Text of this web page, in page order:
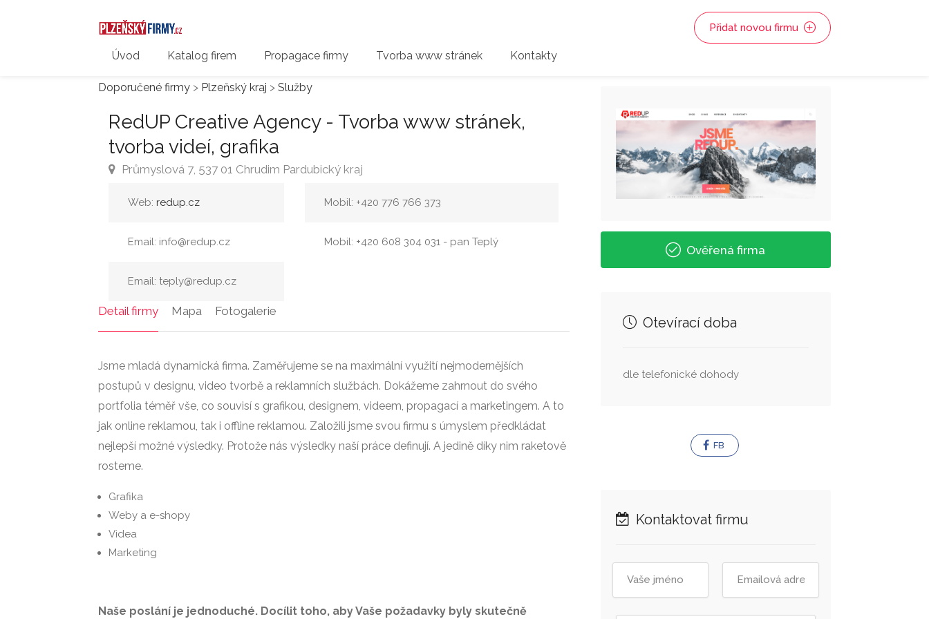
Úvod Katalog firem Propagace firmy Tvorba www stránek Kontakty
Přidat novou firmu
Doporučené firmy > Plzeňský kraj > Služby
RedUP Creative Agency - Tvorba www stránek,
tvorba videí, grafika
Průmyslová 7, 537 01 Chrudim Pardubický kraj
Web: redup.cz
Email: info@redup.cz
Email: teply@redup.cz
Mobil: +420 776 766 373
Mobil: +420 608 304 031 - pan Teplý
Detail firmy Mapa Fotogalerie
Jsme mladá dynamická firma. Zaměřujeme se na maximální využití nejmodernějších
postupů v designu, video tvorbě a reklamních službách. Dokážeme zahrnout do svého
portfolia téměř vše, co souvisí s grafikou, designem, videem, propagací a marketingem. A to
jak online reklamou, tak i offline reklamou. Založili jsme svou firmu s úmyslem předkládat
nejlepší možné výsledky. Protože nás výsledky naší práce definují. A jedině díky nim raketově
rosteme.
Grafika
Weby a e-shopy
Videa
Marketing
Naše poslání je jednoduché. Docílit toho, aby Vaše požadavky byly skutečně
Ověřená firma
Otevírací doba
dle telefonické dohody
FB
Kontaktovat firmu